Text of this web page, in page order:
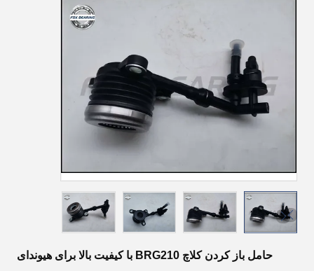
حامل باز کردن کلاچ BRG210 با کیفیت بالا برای هیوندای